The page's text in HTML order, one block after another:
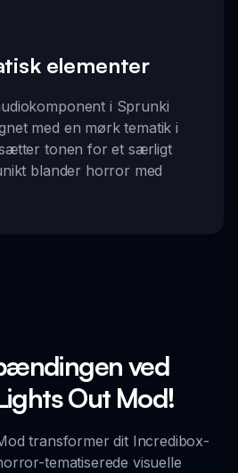
elementer
i Sprunki
med en mørk tematik i
tonen for et særligt
blander horror med
ved
Out Mod!
transformer dit Incredibox-
tematiserede visuelle